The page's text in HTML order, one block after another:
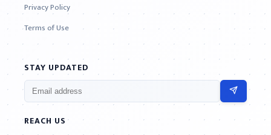
Privacy Policy
Terms of Use
STAY UPDATED
REACH US